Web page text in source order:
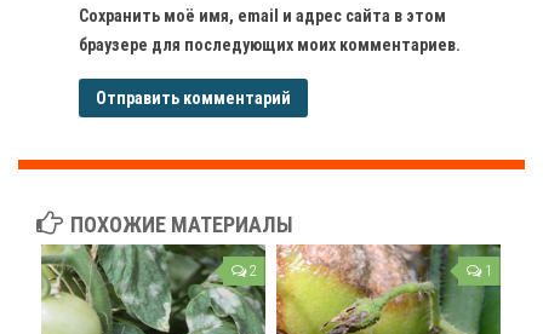
Сохранить моё имя, email и адрес сайта в этом
браузере для последующих моих комментариев.
ПОХОЖИЕ МАТЕРИАЛЫ
2 1